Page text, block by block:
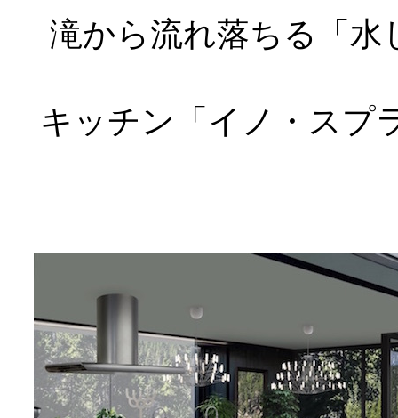
滝から流れ落ちる「
キッチン「イノ・スプ